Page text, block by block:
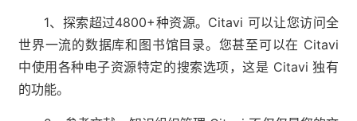
1、探索超过4800+种资源。Citavi 可以让您访问全
世界一流的数据库和图书馆目录。您甚至可以在 Citavi
中使用各种电子资源特定的搜索选项，这是 Citavi 独有
的功能。